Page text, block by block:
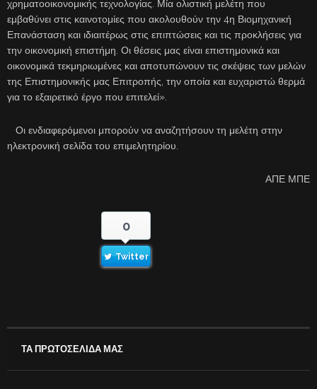
χρηματοοικονομικής τεχνολογίας. Μία ολιστική μελέτη που
εμβαθύνει στις καινοτομίες που ακολουθούν την 4η Βιομηχανική
Επανάσταση και ιδιαιτέρως στις επιπτώσεις και τις προκλήσεις για
την οικονομική επιστήμη. Οι θέσεις μας είναι επιστημονικά και
οικονομικά τεκμηριωμένες και αποτυπώνουν τις σκέψεις των μελών
της Επιστημονικής μας Επιτροπής, την οποία και ευχαριστώ θερμά
για το εξαιρετικό έργο που επιτελεί».
Οι ενδιαφερόμενοι μπορούν να αναζητήσουν τη μελέτη στην
ηλεκτρονική σελίδα του επιμελητηρίου.
ΑΠΕ ΜΠΕ
0
Twitter
ΤΑ ΠΡΩΤΟΣΕΛΙΔΑ ΜΑΣ